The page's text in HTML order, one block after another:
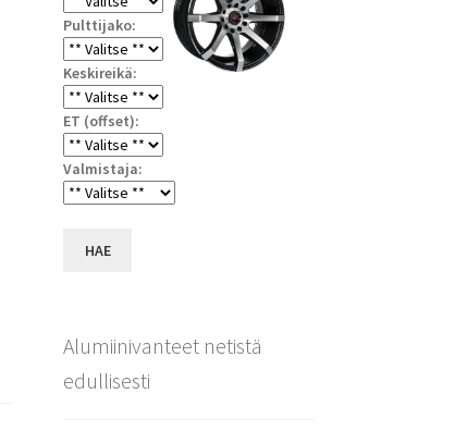
Pulttijako:
Keskireikä:
ET (offset):
Valmistaja:
HAE
Alumiinivanteet netistä
edullisesti